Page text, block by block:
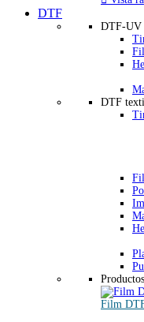
DTF
DTF-UV
DTF
Film